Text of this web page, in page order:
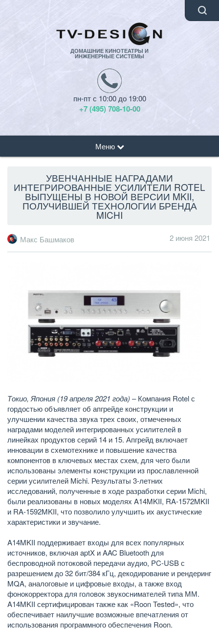
ДОМАШНИЕ КИНОТЕАТРЫ И
ИНЖЕНЕРНЫЕ СИСТЕМЫ
пн-пт с 10:00 до 19:00
+7 (495) 708-10-00
Меню
УВЕНЧАННЫЕ НАГРАДАМИ
ИНТЕГРИРОВАННЫЕ УСИЛИТЕЛИ ROTEL
ВЫПУЩЕНЫ В НОВОЙ ВЕРСИИ MKII,
ПОЛУЧИВШЕЙ ТЕХНОЛОГИИ БРЕНДА
MICHI
Макс Башмаков 2 июня 2021
Токио, Япония (19 апреля 2021 года) – Компания Rotel с
гордостью объявляет об апгрейде конструкции и
улучшении качества звука трех своих, отмеченных
наградами моделей интегрированных усилителей в
линейках продуктов серий 14 и 15. Апгрейд включает
инновации в схемотехнике и повышение качества
компонентов в ключевых местах схем, для чего были
использованы элементы конструкции из прославленной
серии усилителей Michi. Результаты 3-летних
исследований, полученные в ходе разработки серии Michi,
были реализованы в новых моделях A14MKII, RA-1572MKII
и RA-1592MKII, что позволило улучшить их акустические
характеристики и звучание.
A14MKII поддерживает входы для всех популярных
источников, включая aptX и AAC Bluetooth для
беспроводной потоковой передачи аудио, PC-USB с
разрешением до 32 бит/384 кГц, декодирование и рендеринг
MQA, аналоговые и цифровые входы, а также вход
фонокорректора для головок звукоснимателей типа ММ.
A14MKII сертифицирован также как «Roon Tested», что
обеспечивает наилучшие возможные впечатления от
использования программного обеспечения Roon.